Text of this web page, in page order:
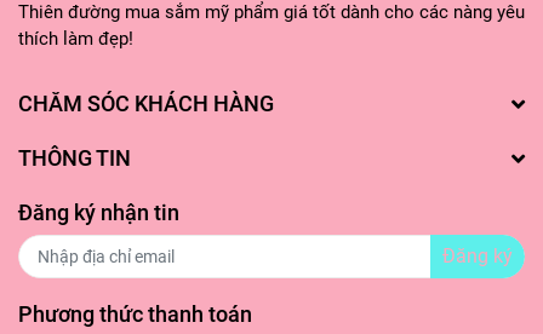
Thiên đường mua sắm mỹ phẩm giá tốt dành cho các nàng yêu
thích làm đẹp!
CHĂM SÓC KHÁCH HÀNG
THÔNG TIN
Đăng ký nhận tin
Đăng ký
Phương thức thanh toán